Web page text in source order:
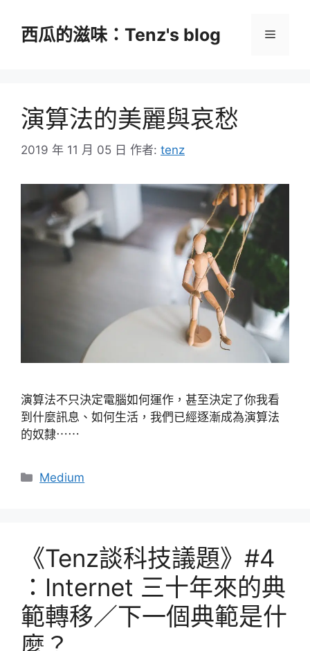
西瓜的滋味：Tenz's blog 選
演算法的美麗與哀愁
2019 年 11 月 05 日 作者: tenz
演算法不只決定電腦如何運作，甚至決定了你我看
到什麼訊息、如何生活，我們已經逐漸成為演算法
的奴隸⋯⋯
分
Medium
《Tenz談科技議題》#4
：Internet 三十年來的典
範轉移／下一個典範是什